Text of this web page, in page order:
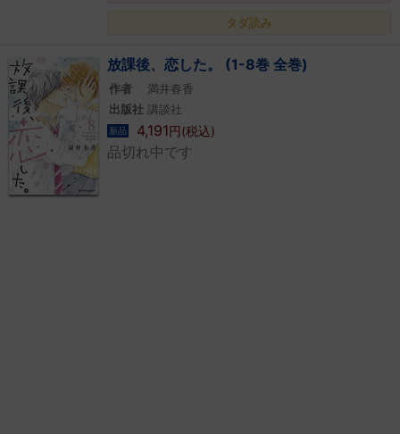
タダ読み
放課後、恋した。 (1-8巻 全巻)
作者
満井春香
出版社 講談社
新品 4,191 円(税込)
品切れ中です